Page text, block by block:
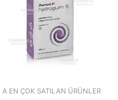
A EN ÇOK SATILAN ÜRÜNLER